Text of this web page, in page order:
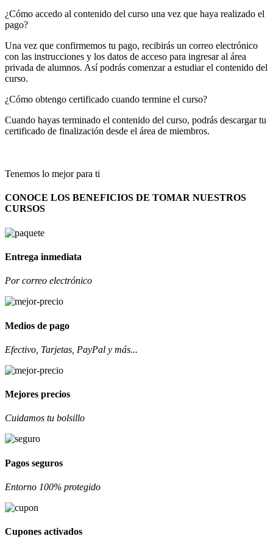
¿Cómo accedo al contenido del curso una vez que haya realizado el
pago?
Una vez que confirmemos tu pago, recibirás un correo electrónico
con las instrucciones y los datos de acceso para ingresar al área
privada de alumnos. Así podrás comenzar a estudiar el contenido del
curso.
¿Cómo obtengo certificado cuando termine el curso?
Cuando hayas terminado el contenido del curso, podrás descargar tu
certificado de finalización desde el área de miembros.
Tenemos lo mejor para ti
CONOCE LOS BENEFICIOS DE TOMAR NUESTROS
CURSOS
Entrega inmediata
Por correo electrónico
Medios de pago
Efectivo, Tarjetas, PayPal y más...
Mejores precios
Cuidamos tu bolsillo
Pagos seguros
Entorno 100% protegido
Cupones activados